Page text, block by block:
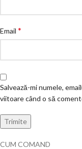
Email *
Salvează-mi numele,
viitoare când o să
CUM COMAND